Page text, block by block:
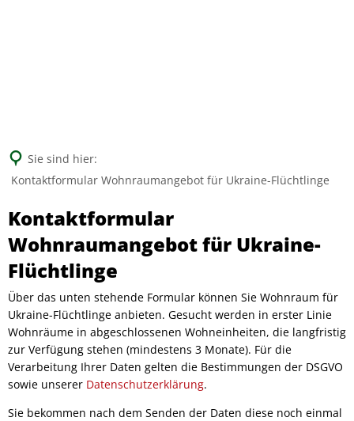
Sie sind hier:
Kontaktformular Wohnraumangebot für Ukraine-Flüchtlinge
Kontaktformular
Wohnraumangebot
für
Ukraine-
Flüchtlinge
Kontaktformular
Wohnraumangebot für Ukraine-
Flüchtlinge
Über das unten stehende Formular können Sie Wohnraum für
Ukraine-Flüchtlinge anbieten. Gesucht werden in erster Linie
Wohnräume in abgeschlossenen Wohneinheiten, die langfristig
zur Verfügung stehen (mindestens 3 Monate). Für die
Verarbeitung Ihrer Daten gelten die Bestimmungen der DSGVO
sowie unserer Datenschutzerklärung.
Sie bekommen nach dem Senden der Daten diese noch einmal